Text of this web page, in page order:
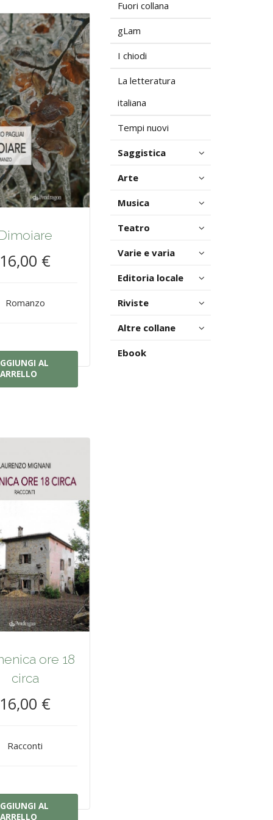
16,00 €
Romanzo
AL
ore 18
circa
16,00 €
Racconti
AL
Fuori collana
gLam
I chiodi
La letteratura
italiana
Tempi nuovi
Saggistica
Arte
Musica
Teatro
Varie e varia
Editoria locale
Riviste
Altre collane
Ebook